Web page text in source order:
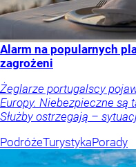
Alarm na popularnych
zagrożeni
Żeglarze portugalscy
Europy. Niebezpieczne są
Służby ostrzegają –
PodróżeTurystykaPorady